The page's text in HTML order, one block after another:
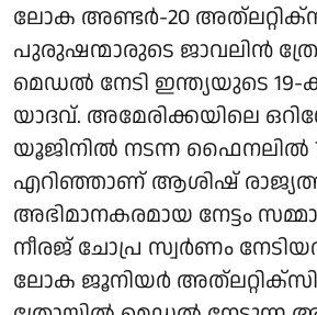
ലോക അണ്ടര്‍-20 അത്ലറ്റിക്‌സ്
പുരുഷന്മാരുടെ ജാവലിന്‍
മെഡല്‍ നേടി ഇന്ത്യയുടെ
യാദവ്. അമേരിക്കയിലെ
യൂജിനില്‍ നടന്ന ഫൈനലില്‍
എറിഞ്ഞാണ് ആശിഷ്
അഭിമാനകരമായ നേട്ടം
നീരജ് ചോപ്ര സ്വര്‍ണം
ലോക ജൂനിയര്‍